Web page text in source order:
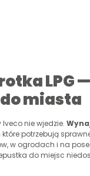
LPG
miasta
nie wjedzie.
potrzebują
w ogrodach i na
do miejsc